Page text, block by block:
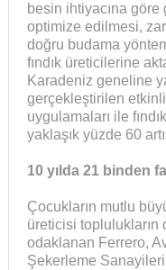
besin ihtiyacına göre
optimize edilmesi,
doğru budama
fındık üreticilerine
Karadeniz geneline
gerçekleştirilen
uygulamaları ile
yaklaşık yüzde 60
10 yılda 21 binden
Çocukların mutlu
üreticisi toplulukların
odaklanan Ferrero,
Şekerleme